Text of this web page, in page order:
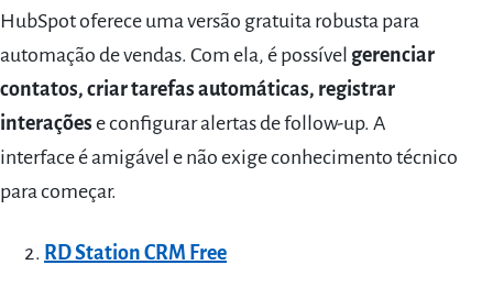
HubSpot oferece uma versão gratuita robusta para
automação de vendas. Com ela, é possível gerenciar
contatos, criar tarefas automáticas, registrar
interações e configurar alertas de follow-up. A
interface é amigável e não exige conhecimento técnico
para começar.
RD Station CRM Free